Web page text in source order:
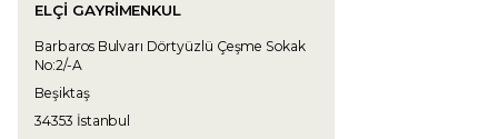
ELÇİ GAYRİMENKUL
Barbaros Bulvarı Dörtyüzlü Çeşme Sokak
No:2/-A
Beşiktaş
34353 İstanbul